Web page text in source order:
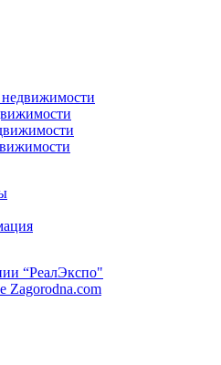
“РеалЭкспо"
Zagorodna.com